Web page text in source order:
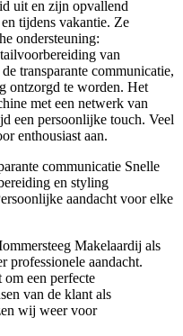
uit en zijn opvallend
tijdens vakantie. Ze
ondersteuning:
van
transparante communicatie,
ontzorgd te worden. Het
met een netwerk van
een persoonlijke touch. Veel
enthousiast aan.
communicatie Snelle
en styling
aandacht voor elke
Makelaardij als
professionele aandacht.
een perfecte
van de klant als
wij weer voor